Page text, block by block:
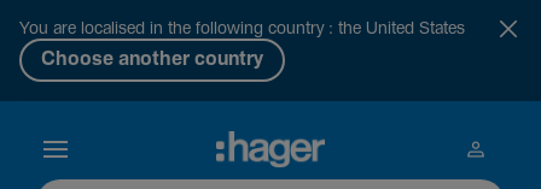
You are localised in the following country : the United States
Choose another country